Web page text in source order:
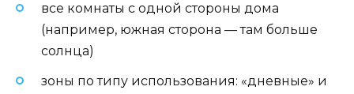
все комнаты с одной стороны дома
(например, южная сторона — там больше
солнца)
зоны по типу использования: «дневные» и